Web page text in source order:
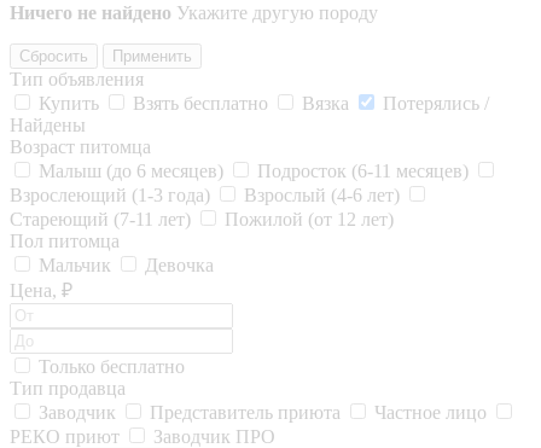
Ничего не найдено Укажите другую породу
Сбросить Применить
Тип объявления
Купить
Взять бесплатно Вязка
Потерялись /
Найдены
Возраст питомца
Малыш (до 6 месяцев)
Подросток (6-11 месяцев)
Взрослеющий (1-3 года)
Взрослый (4-6 лет)
Стареющий (7-11 лет)
Пожилой (от 12 лет)
Пол питомца
Мальчик
Девочка
Цена, ₽
Только бесплатно
Тип продавца
Заводчик
Представитель приюта
Частное лицо
РЕКО приют
Заводчик ПРО